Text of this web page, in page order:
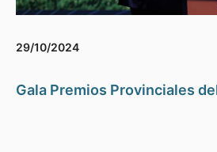
29/10/2024
Gala Premios Provinciales